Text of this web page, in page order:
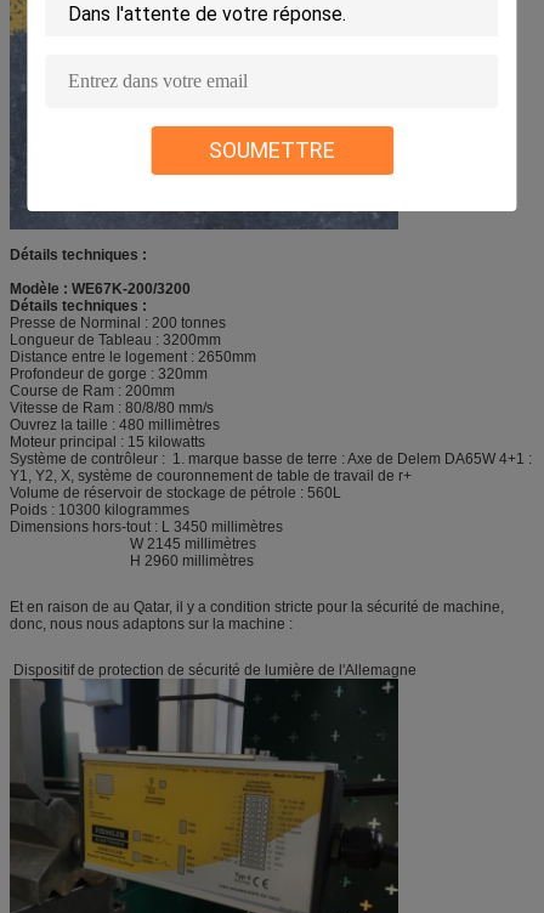
SOUMETTRE
Détails techniques :
Modèle : WE67K-200/3200
Détails techniques :
Presse de Norminal : 200 tonnes
Longueur de Tableau : 3200mm
Distance entre le logement : 2650mm
Profondeur de gorge : 320mm
Course de Ram : 200mm
Vitesse de Ram : 80/8/80 mm/s
Ouvrez la taille : 480 millimètres
Moteur principal : 15 kilowatts
Système de contrôleur : 1. marque basse de terre : Axe de Delem DA65W 4+1 :
Y1, Y2, X, système de couronnement de table de travail de r+
Volume de réservoir de stockage de pétrole : 560L
Poids : 10300 kilogrammes
Dimensions hors-tout : L 3450 millimètres
W 2145 millimètres
H 2960 millimètres
Et en raison de au Qatar, il y a condition stricte pour la sécurité de machine,
donc, nous nous adaptons sur la machine :
Dispositif de protection de sécurité de lumière de l'Allemagne